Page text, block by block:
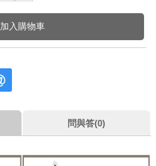
加入購物車
問與答(0)